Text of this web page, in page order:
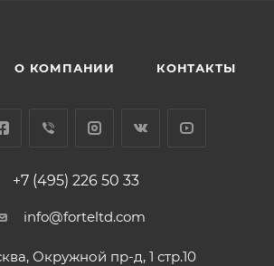
О КОМПАНИИ КОНТАКТЫ
+7 (495) 226 50 33
info@forteltd.com
Окружной пр-д, 1 стр.10